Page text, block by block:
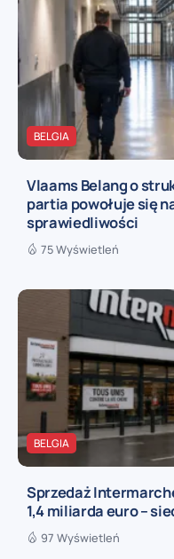
BELGIA
Vlaams Belang o
partia powołuje się
sprawiedliwości
75 Wyświetleń
BELGIA
Sprzedaż
1,4 miliarda euro –
97 Wyświetleń